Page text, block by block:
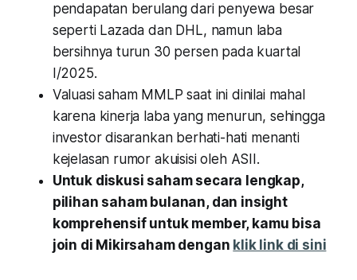
pendapatan berulang dari penyewa besar
seperti Lazada dan DHL, namun laba
bersihnya turun 30 persen pada kuartal
I/2025.
Valuasi saham MMLP saat ini dinilai mahal
karena kinerja laba yang menurun, sehingga
investor disarankan berhati-hati menanti
kejelasan rumor akuisisi oleh ASII.
Untuk diskusi saham secara lengkap,
pilihan saham bulanan, dan insight
komprehensif untuk member, kamu bisa
join di Mikirsaham dengan klik link di sini